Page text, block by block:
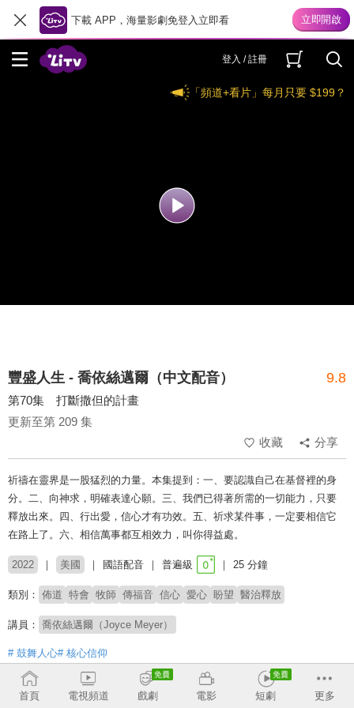
下載 APP，海量影劇免登入立即看
登入 / 註冊
「頻道+看片」每月只要 $199？
豐盛人生 - 喬依絲邁爾（中文配音） 9.8
第70集 打斷撒但的計畫
更新至第 209 集
收藏
分享
祈禱在靈界是一股猛烈的力量。本集提到：一、要認識自己在基督裡的身
分。二、向神求，明確表達心願。三、我們已得著所需的一切能力，只要
釋放出來。四、行出愛，信心才有功效。五、祈求某件事，一定要相信它
在路上了。六、相信萬事都互相效力，叫你得益處。
2022 美國 國語配音 普遍級 25 分鐘
類別： 佈道 特會 牧師 傳福音 信心 愛心 盼望 醫治釋放
講員： 喬依絲邁爾（Joyce Meyer）
# 鼓舞人心# 核心信仰
首頁 電視頻道 戲劇 電影 短劇 更多